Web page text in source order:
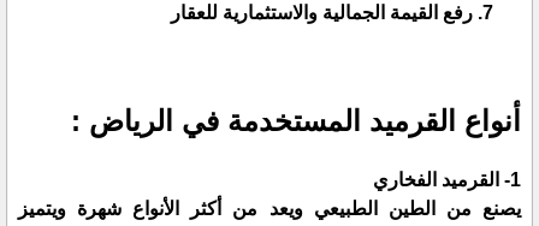
رفع القيمة الجمالية والاستثمارية للعقار
أنواع القرميد المستخدمة في الرياض :
1- القرميد الفخاري
يصنع من الطين الطبيعي ويعد من أكثر الأنواع شهرة ويتميز